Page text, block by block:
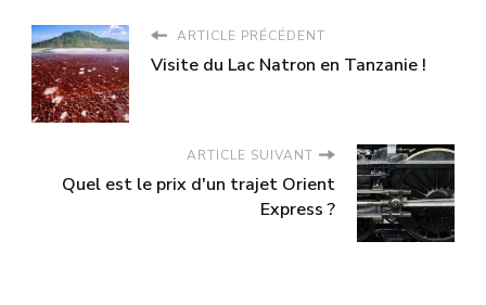
ARTICLE PRÉCÉDENT
Visite du Lac Natron en Tanzanie !
ARTICLE SUIVANT
Quel est le prix d'un trajet Orient
Express ?